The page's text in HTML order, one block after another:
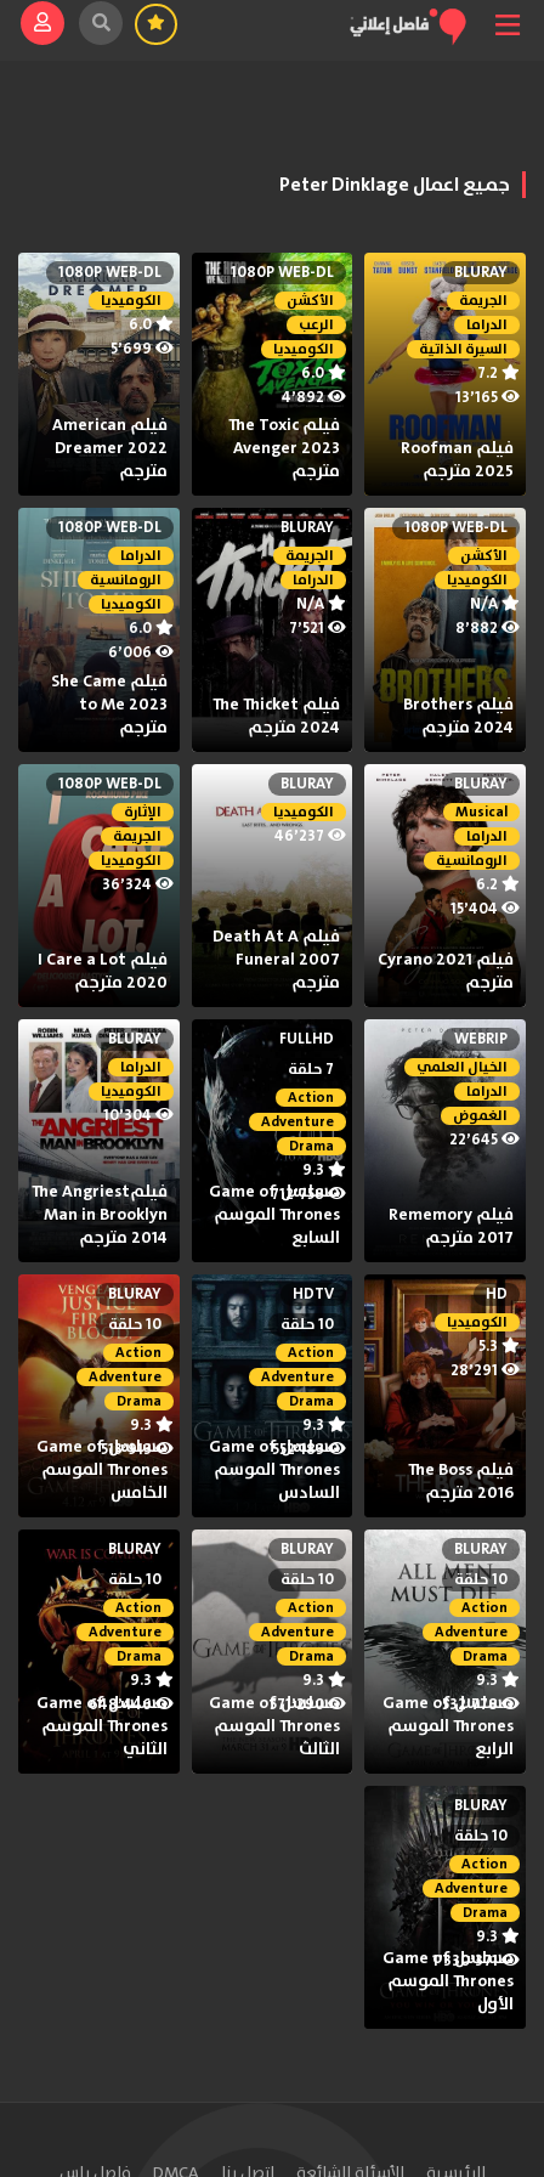
جميع اعمال Peter Dinklage
BLURAY
الجريمة
الدراما
السيرة الذاتية
فيلم Roofman
2025 مترجم
1080P WEB-DL
الأكشن
الرعب
الكوميديا
6.0
4٬892
فيلم The Toxic
Avenger 2023
مترجم
1080P WEB-DL
الكوميديا
6.0
5٬699
فيلم American
Dreamer 2022
مترجم
1080P WEB-DL
الأكشن
الكوميديا
N/A
8٬882
فيلم Brothers
2024 مترجم
BLURAY
الجريمة
الدراما
N/A
7٬521
فيلم The Thicket
2024 مترجم
1080P WEB-DL
الدراما
الرومانسية
الكوميديا
6.0
6٬006
فيلم She Came
to Me 2023
مترجم
BLURAY
Musical
الدراما
الرومانسية
15٬404
فيلم Cyrano 2021
مترجم
BLURAY
الكوميديا
46٬237
فيلم Death At A
Funeral 2007
مترجم
1080P WEB-DL
الإثارة
الجريمة
الكوميديا
36٬324
فيلم I Care a Lot
2020 مترجم
WEBRIP
الخيال العلمي
الدراما
الغموض
22٬645
فيلم Rememory
2017 مترجم
FULLHD
7 حلقة
Action
Adventure
Drama
9.3
712٬758
مسلسل Game of
Thrones الموسم
السابع
BLURAY
الدراما
الكوميديا
10٬304
فيلمThe Angriest
Man in Brooklyn
2014 مترجم
HD
الكوميديا
28٬291
فيلم The Boss
2016 مترجم
HDTV
10 حلقة
Action
Adventure
Drama
9.3
552٬183
مسلسل Game of
Thrones الموسم
السادس
BLURAY
10 حلقة
Action
Adventure
Drama
9.3
513٬913
مسلسل Game of
Thrones الموسم
الخامس
BLURAY
10 حلقة
Action
Adventure
Drama
532٬778
مسلسل Game of
Thrones الموسم
الرابع
BLURAY
10 حلقة
Action
Adventure
Drama
9.3
571٬290
مسلسل Game of
Thrones الموسم
الثالث
BLURAY
10 حلقة
Action
Adventure
Drama
648٬446
مسلسل Game of
Thrones الموسم
الثاني
BLURAY
10 حلقة
Action
Adventure
Drama
9.3
1٬330٬371
مسلسل Game of
Thrones الموسم
الأول